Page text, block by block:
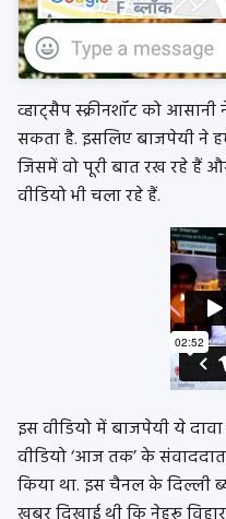
व्हाट्सैप स्क्रीनशॉट को
सकता है. इसलिए बाजपेयी ने
जिसमें वो पूरी बात रख रहे हैं
वीडियो भी चला रहे हैं.
इस वीडियो में बाजपेयी ये
वीडियो ‘आज तक’ के
किया था. इस चैनल के दिल्ली